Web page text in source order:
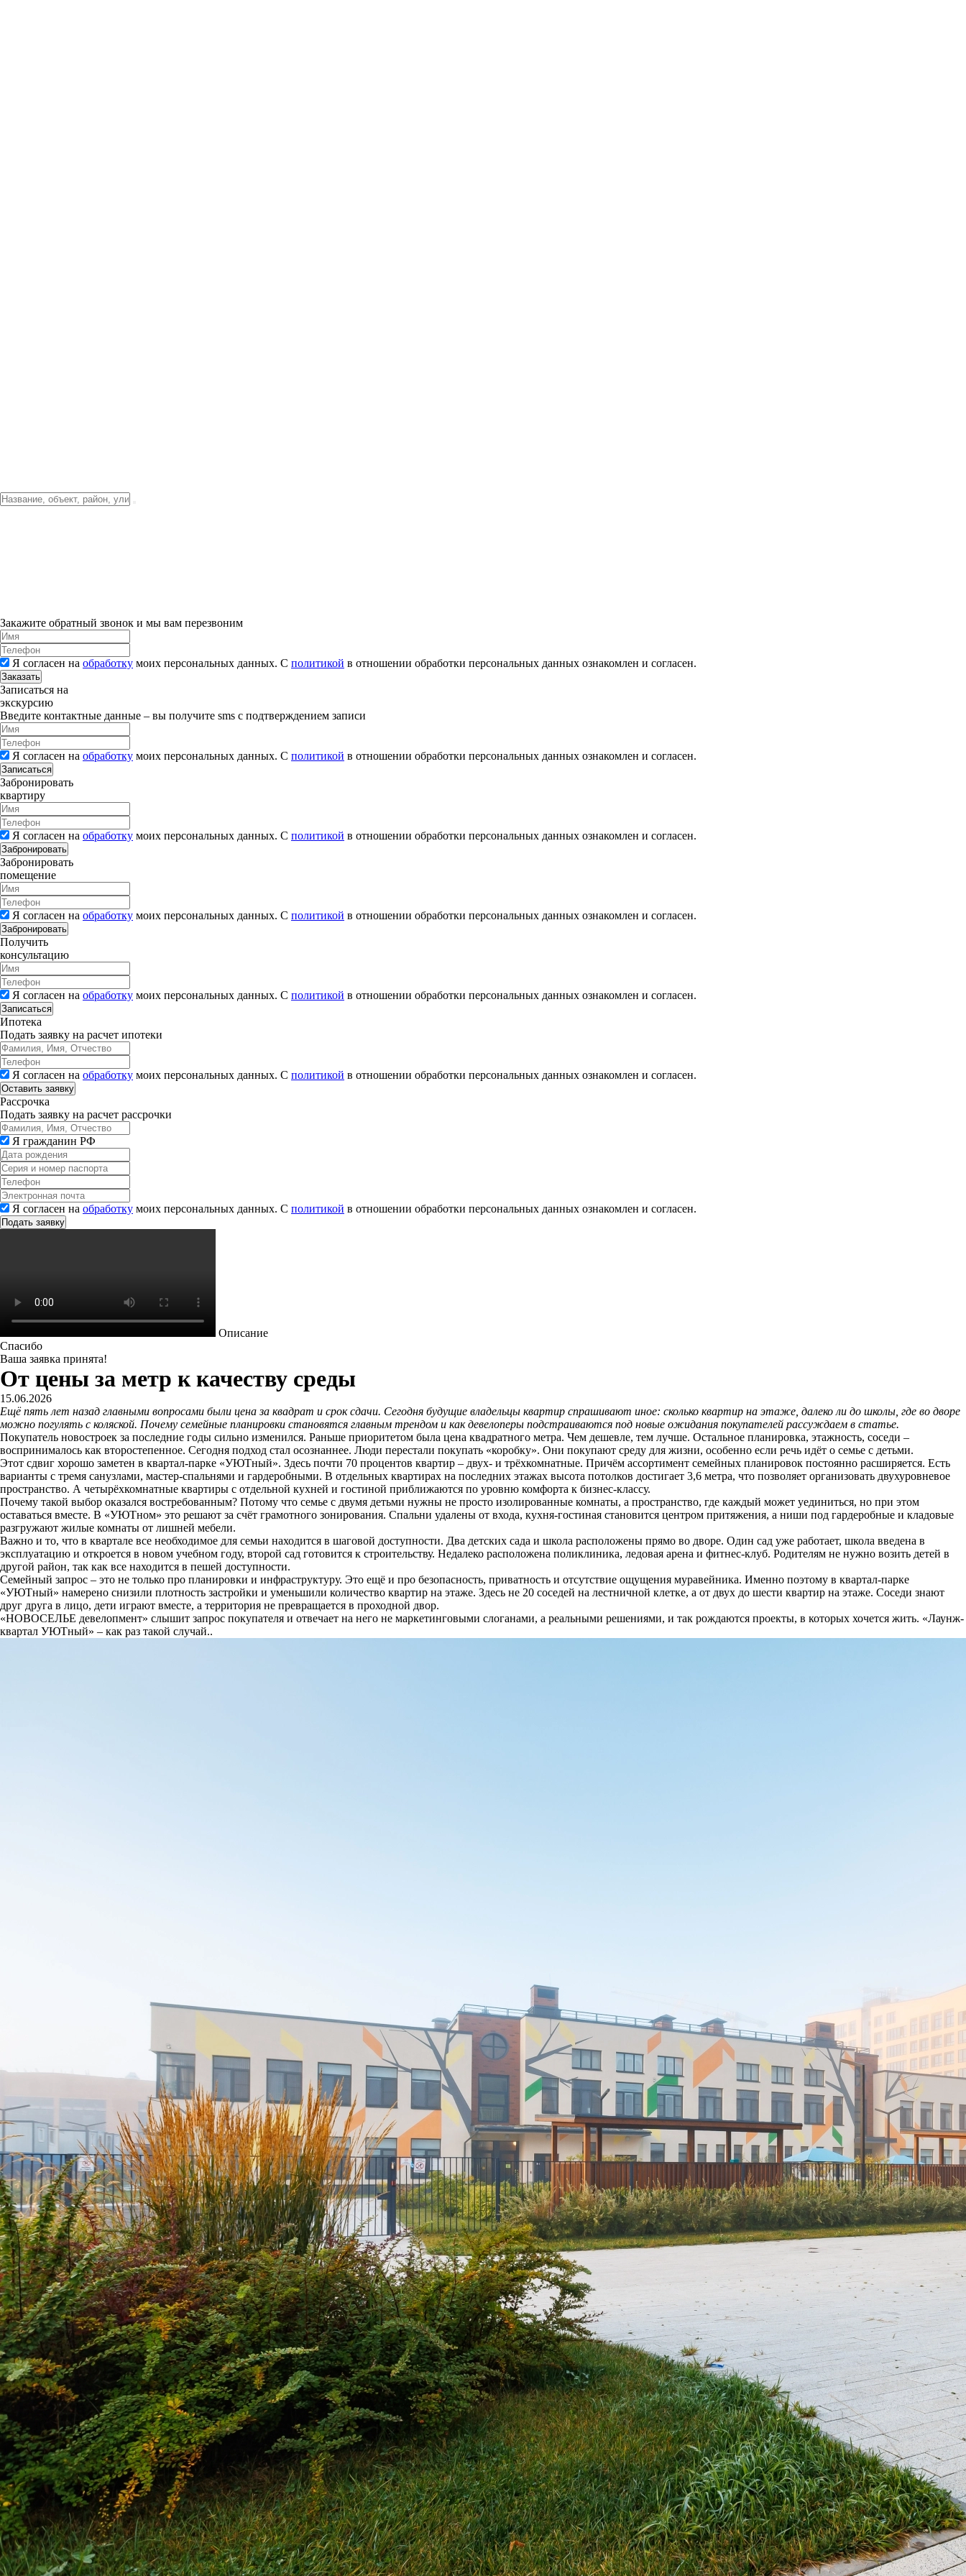
Закажите обратный звонок и мы вам перезвоним
Я согласен на обработку моих персональных данных. С политикой в отношении обработки персональных данных ознакомлен и согласен.
Заказать
Записаться на
экскурсию
Введите контактные данные – вы получите sms с подтверждением записи
Я согласен на обработку моих персональных данных. С политикой в отношении обработки персональных данных ознакомлен и согласен.
Записаться
Забронировать
квартиру
Я согласен на обработку моих персональных данных. С политикой в отношении обработки персональных данных ознакомлен и согласен.
Забронировать
Забронировать
помещение
Я согласен на обработку моих персональных данных. С политикой в отношении обработки персональных данных ознакомлен и согласен.
Забронировать
Получить
консультацию
Я согласен на обработку моих персональных данных. С политикой в отношении обработки персональных данных ознакомлен и согласен.
Записаться
Ипотека
Подать заявку на расчет ипотеки
Я согласен на обработку моих персональных данных. С политикой в отношении обработки персональных данных ознакомлен и согласен.
Рассрочка
Подать заявку на расчет рассрочки
Я гражданин РФ
Я согласен на обработку моих персональных данных. С политикой в отношении обработки персональных данных ознакомлен и согласен.
Описание
Спасибо
Ваша заявка принята!
От цены за метр к качеству среды
15.06.2026
Ещё пять лет назад главными вопросами были цена за квадрат и срок сдачи. Сегодня будущие владельцы квартир спрашивают иное: сколько квартир на этаже, далеко ли до школы, где во дворе
можно погулять с коляской. Почему семейные планировки становятся главным трендом и как девелоперы подстраиваются под новые ожидания покупателей рассуждаем в статье.
Покупатель новостроек за последние годы сильно изменился. Раньше приоритетом была цена квадратного метра. Чем дешевле, тем лучше. Остальное планировка, этажность, соседи –
воспринималось как второстепенное. Сегодня подход стал осознаннее. Люди перестали покупать «коробку». Они покупают среду для жизни, особенно если речь идёт о семье с детьми.
Этот сдвиг хорошо заметен в квартал-парке «УЮТный». Здесь почти 70 процентов квартир – двух- и трёхкомнатные. Причём ассортимент семейных планировок постоянно расширяется. Есть
варианты с тремя санузлами, мастер-спальнями и гардеробными. В отдельных квартирах на последних этажах высота потолков достигает 3,6 метра, что позволяет организовать двухуровневое
пространство. А четырёхкомнатные квартиры с отдельной кухней и гостиной приближаются по уровню комфорта к бизнес-классу.
Почему такой выбор оказался востребованным? Потому что семье с двумя детьми нужны не просто изолированные комнаты, а пространство, где каждый может уединиться, но при этом
оставаться вместе. В «УЮТном» это решают за счёт грамотного зонирования. Спальни удалены от входа, кухня-гостиная становится центром притяжения, а ниши под гардеробные и кладовые
разгружают жилые комнаты от лишней мебели.
Важно и то, что в квартале все необходимое для семьи находится в шаговой доступности. Два детских сада и школа расположены прямо во дворе. Один сад уже работает, школа введена в
эксплуатацию и откроется в новом учебном году, второй сад готовится к строительству. Недалеко расположена поликлиника, ледовая арена и фитнес-клуб. Родителям не нужно возить детей в
другой район, так как все находится в пешей доступности.
Семейный запрос – это не только про планировки и инфраструктуру. Это ещё и про безопасность, приватность и отсутствие ощущения муравейника. Именно поэтому в квартал-парке
«УЮТный» намерено снизили плотность застройки и уменьшили количество квартир на этаже. Здесь не 20 соседей на лестничной клетке, а от двух до шести квартир на этаже. Соседи знают
друг друга в лицо, дети играют вместе, а территория не превращается в проходной двор.
«НОВОСЕЛЬЕ девелопмент» слышит запрос покупателя и отвечает на него не маркетинговыми слоганами, а реальными решениями, и так рождаются проекты, в которых хочется жить. «Лаунж-
квартал УЮТный» – как раз такой случай..